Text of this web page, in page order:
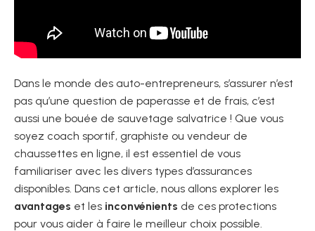
Dans le monde des auto-entrepreneurs, s’assurer n’est
pas qu’une question de paperasse et de frais, c’est
aussi une bouée de sauvetage salvatrice ! Que vous
soyez coach sportif, graphiste ou vendeur de
chaussettes en ligne, il est essentiel de vous
familiariser avec les divers types d’assurances
disponibles. Dans cet article, nous allons explorer les
avantages et les inconvénients de ces protections
pour vous aider à faire le meilleur choix possible.